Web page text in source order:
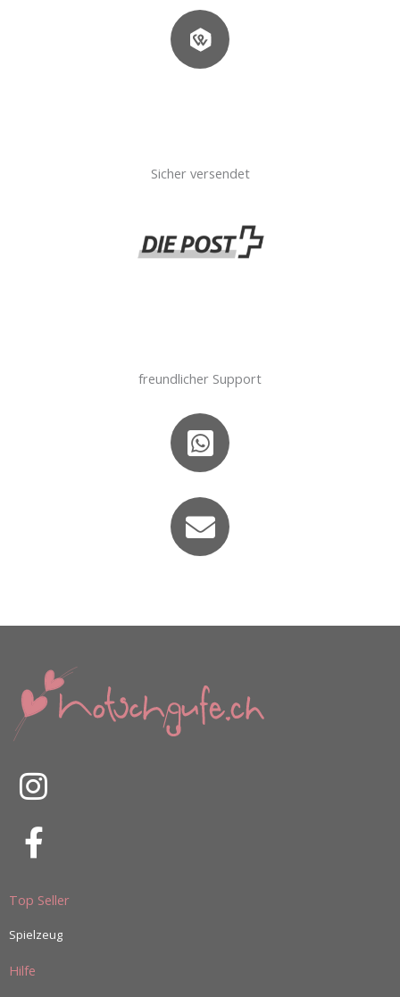
Sicher versendet
freundlicher Support
Top Seller
Spielzeug
Hilfe